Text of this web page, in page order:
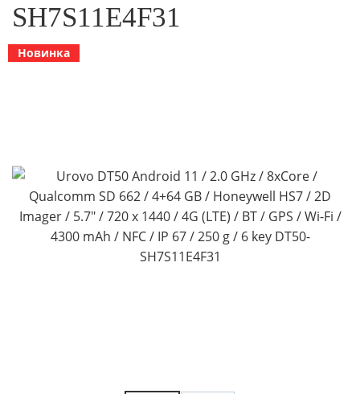
SH7S11E4F31
Новинка